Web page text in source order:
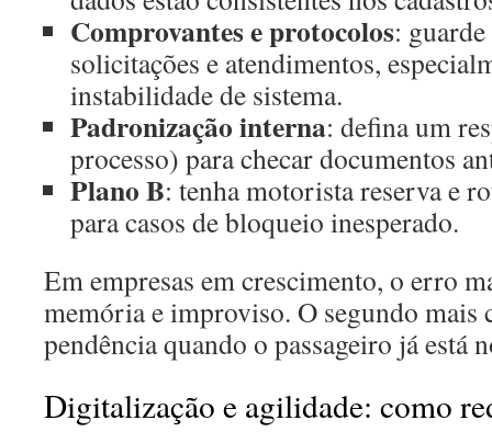
Comprovantes e protocolos:
solicitações e atendimentos,
instabilidade de sistema.
Padronização interna: defina um
processo) para checar documentos
Plano B: tenha motorista reserva e
para casos de bloqueio inesperado.
Em empresas em crescimento, o erro
memória e improviso. O segundo mais
pendência quando o passageiro já está
Digitalização e agilidade: como